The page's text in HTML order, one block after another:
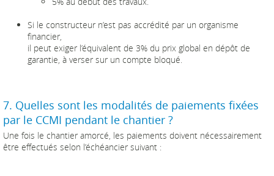
Si le constructeur n’est pas accrédité par un organisme
financier,
il peut exiger l’équivalent de 3% du prix global en dépôt de
garantie, à verser sur un compte bloqué.
7. Quelles sont les modalités de paiements fixées
par le CCMI pendant le chantier ?
Une fois le chantier amorcé, les paiements doivent nécessairement
être effectués selon l’échéancier suivant :